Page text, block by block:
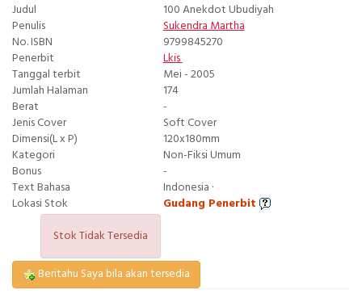
Judul
100 Anekdot Ubudiyah
Penulis
Sukendra Martha
No. ISBN
9799845270
Penerbit
Lkis
Tanggal terbit
Mei - 2005
Jumlah Halaman
174
Berat
-
Jenis Cover
Soft Cover
Dimensi(L x P)
120x180mm
Kategori
Non-Fiksi Umum
Bonus
-
Text Bahasa
Indonesia ·
Lokasi Stok
Gudang Penerbit
Stok Tidak Tersedia
Beritahu Saya bila akan tersedia